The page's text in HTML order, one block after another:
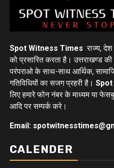
Spot Witness Times राज्य,
को प्रसारित करता है। उत्तराखण्ड
परंपराओ के साथ-साथ आर्थिक,
गतिविधियों का सजग प्रहरी है।
लिए हमारे फोन नंबर के माध्यम या
आदि पर सम्पर्क करे।
Email:
CALENDER